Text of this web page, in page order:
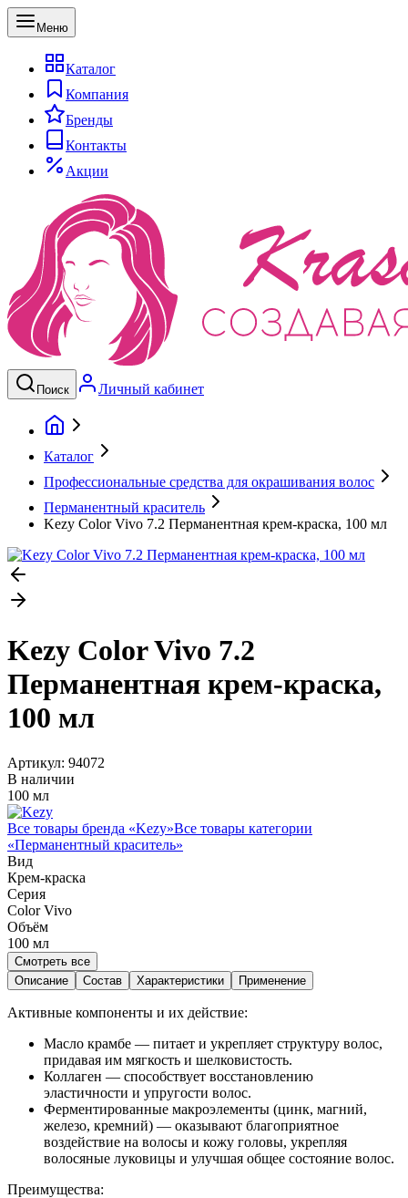
Меню
Каталог
Компания
Бренды
Контакты
Акции
Поиск Личный кабинет
Каталог
Профессиональные средства для окрашивания волос
Перманентный краситель
Kezy Color Vivo 7.2 Перманентная крем-краска, 100 мл
Kezy Color Vivo 7.2
Перманентная крем-краска,
100 мл
Артикул: 94072
В наличии
100 мл
Все товары бренда «Kezy»Все товары категории
«Перманентный краситель»
Вид
Крем-краска
Серия
Color Vivo
Объём
100 мл
Смотреть все
Описание
Состав Характеристики Применение
Активные компоненты и их действие:
Масло крамбе — питает и укрепляет структуру волос,
придавая им мягкость и шелковистость.
Коллаген — способствует восстановлению
эластичности и упругости волос.
Ферментированные макроэлементы (цинк, магний,
железо, кремний) — оказывают благоприятное
воздействие на волосы и кожу головы, укрепляя
волосяные луковицы и улучшая общее состояние волос.
Преимущества: